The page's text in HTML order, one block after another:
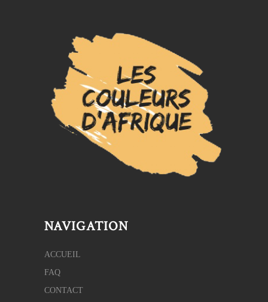
NAVIGATION
ACCUEIL
FAQ
CONTACT